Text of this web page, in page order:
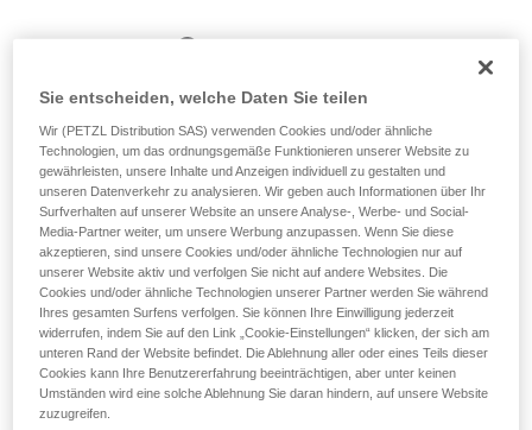
Sie entscheiden, welche Daten Sie teilen
Wir (PETZL Distribution SAS) verwenden Cookies und/oder ähnliche
Technologien, um das ordnungsgemäße Funktionieren unserer Website zu
gewährleisten, unsere Inhalte und Anzeigen individuell zu gestalten und
unseren Datenverkehr zu analysieren. Wir geben auch Informationen über Ihr
Surfverhalten auf unserer Website an unsere Analyse-, Werbe- und Social-
Media-Partner weiter, um unsere Werbung anzupassen. Wenn Sie diese
akzeptieren, sind unsere Cookies und/oder ähnliche Technologien nur auf
unserer Website aktiv und verfolgen Sie nicht auf andere Websites. Die
Cookies und/oder ähnliche Technologien unserer Partner werden Sie während
Ihres gesamten Surfens verfolgen. Sie können Ihre Einwilligung jederzeit
widerrufen, indem Sie auf den Link „Cookie-Einstellungen“ klicken, der sich am
unteren Rand der Website befindet. Die Ablehnung aller oder eines Teils dieser
Cookies kann Ihre Benutzererfahrung beeinträchtigen, aber unter keinen
Umständen wird eine solche Ablehnung Sie daran hindern, auf unsere Website
zuzugreifen.